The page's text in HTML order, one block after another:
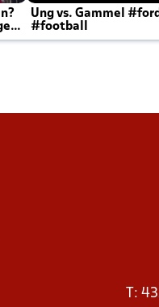
Ung vs. Gammel
#football
T: